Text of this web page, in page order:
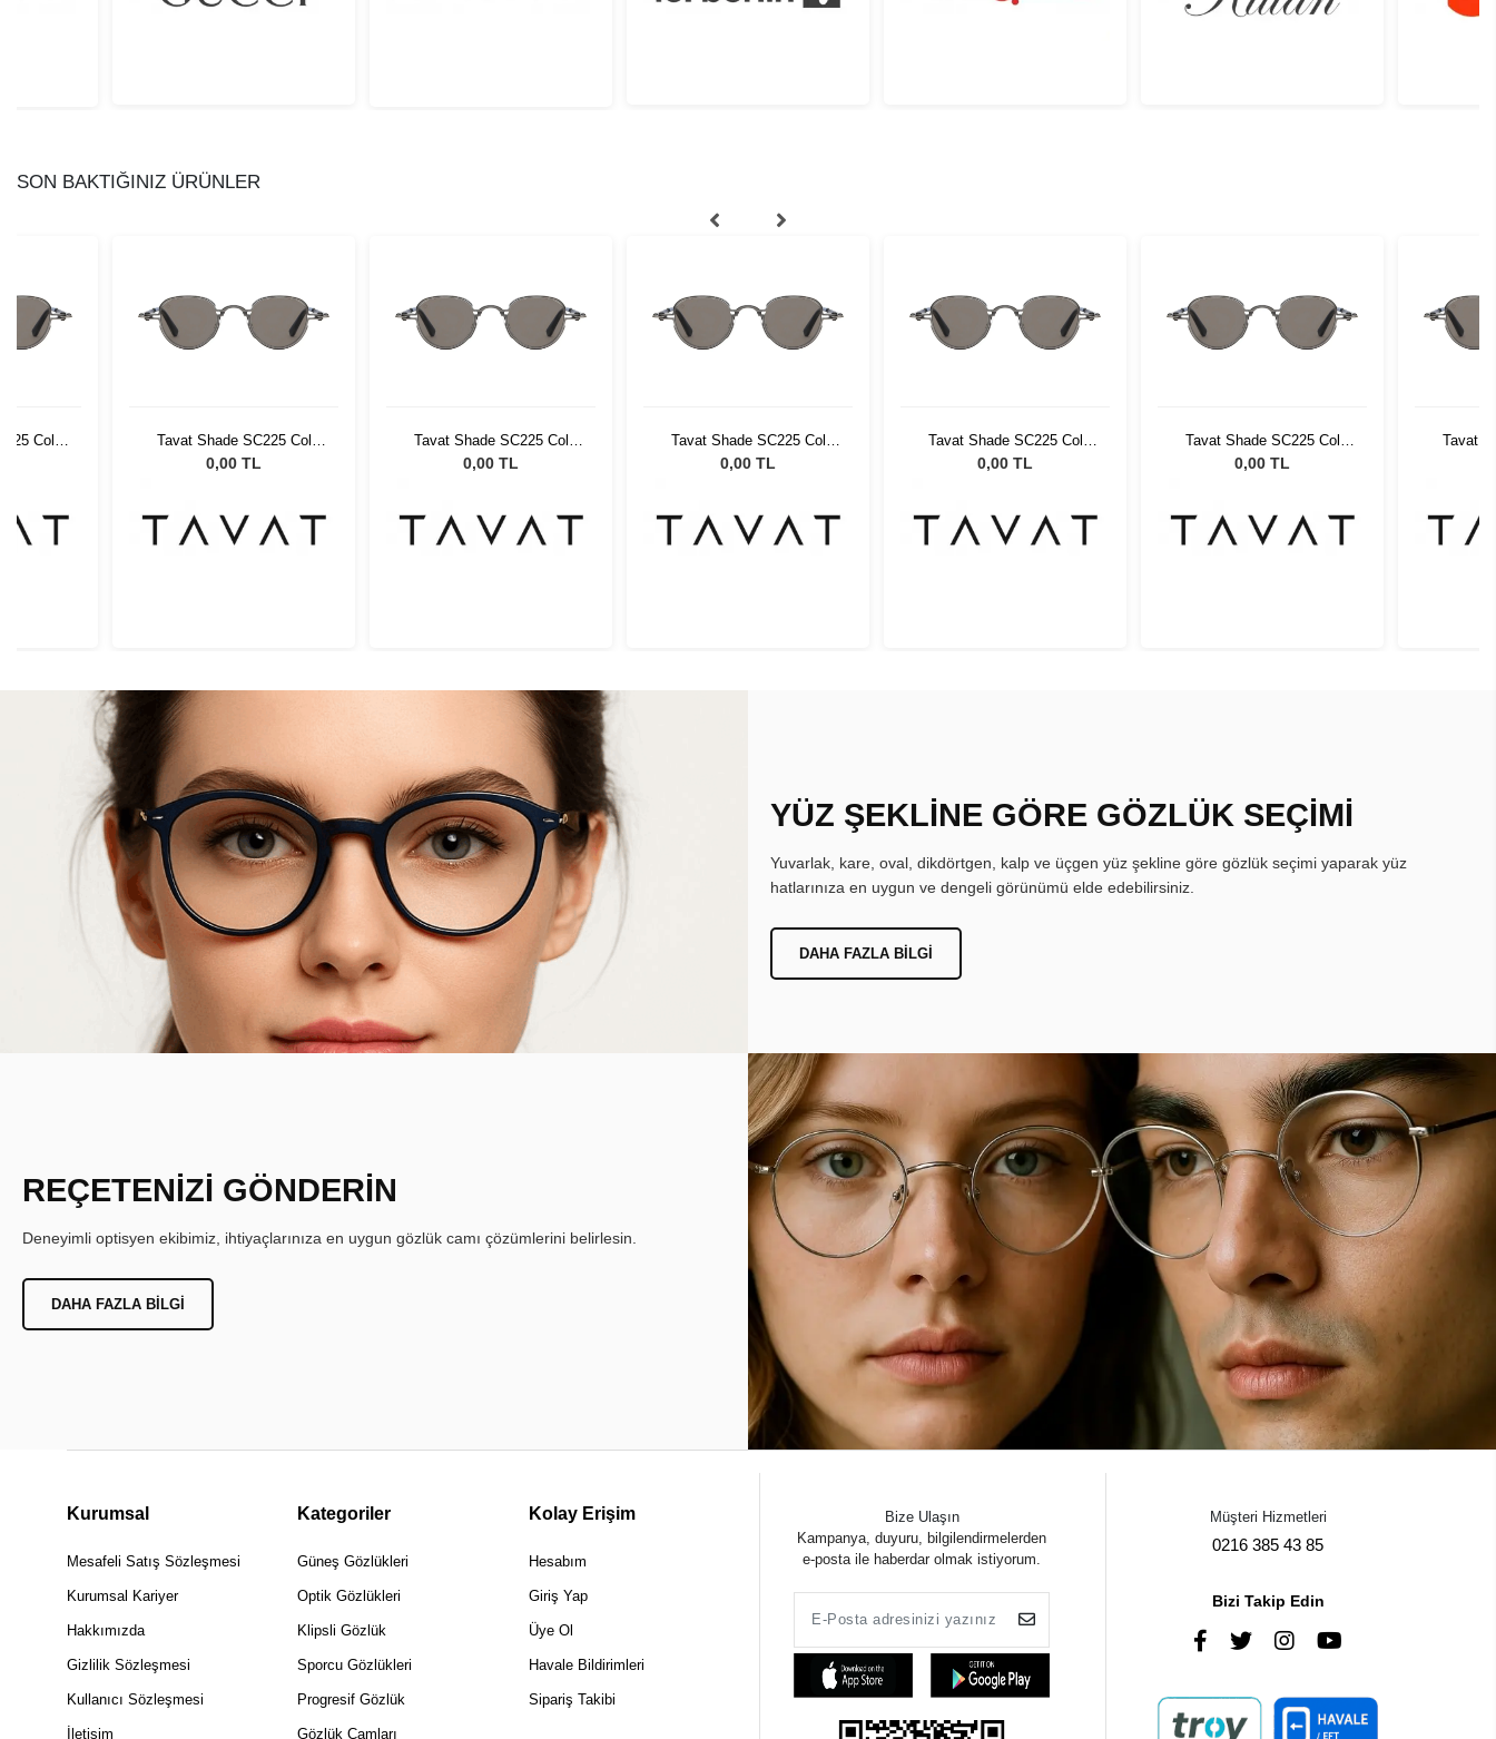
SON BAKTIĞINIZ ÜRÜNLER
Col
Tavat Shade SC225 Col
LGN-SK
0,00 TL
Tavat Shade SC225 Col
LGN-SK
0,00 TL
Tavat Shade SC225 Col
LGN-SK
0,00 TL
Tavat Shade SC225 Col
LGN-SK
0,00 TL
Tavat Shade SC225 Col
LGN-SK
0,00 TL
Tavat
YÜZ ŞEKLİNE GÖRE GÖZLÜK SEÇİMİ
Yuvarlak, kare, oval, dikdörtgen, kalp ve üçgen yüz şekline göre gözlük seçimi yaparak yüz
hatlarınıza en uygun ve dengeli görünümü elde edebilirsiniz.
DAHA FAZLA BILGI
REÇETENİZİ GÖNDERİN
Deneyimli optisyen ekibimiz, ihtiyaçlarınıza en uygun gözlük camı çözümlerini belirlesin.
DAHA FAZLA BILGI
Kurumsal
Mesafeli Satış Sözleşmesi
Kurumsal Kariyer
Hakkımızda
Gizlilik Sözleşmesi
Kullanıcı Sözleşmesi
İletişim
Kategoriler
Güneş Gözlükleri
Optik Gözlükleri
Klipsli Gözlük
Sporcu Gözlükleri
Progresif Gözlük
Gözlük Camları
Kolay Erişim
Hesabım
Giriş Yap
Üye Ol
Havale Bildirimleri
Sipariş Takibi
Bize Ulaşın
Kampanya, duyuru, bilgilendirmelerden
e-posta ile haberdar olmak istiyorum.
Müşteri Hizmetleri
0216 385 43 85
Bizi Takip Edin